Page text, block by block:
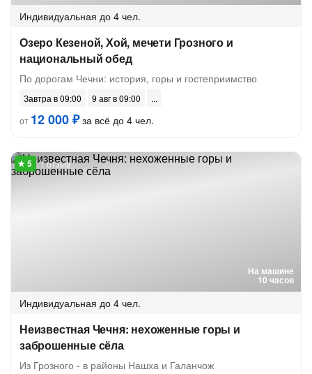
Индивидуальная до 4 чел.
Озеро Кезеной, Хой, мечети Грозного и
национальный обед
По дорогам Чечни: история, горы и гостеприимство
Завтра в 09:00
9 авг в 09:00
от 12 000 ₽за всё до 4 чел.
На машине
10 часов
1 отзыв
Индивидуальная до 4 чел.
Неизвестная Чечня: нехоженные горы и
заброшенные сёла
Из Грозного - в районы Нашха и Галанчож